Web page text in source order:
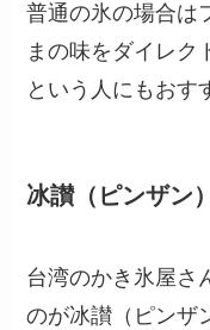
普通の氷の場合は
まの味をダイレク
という人にもおす
冰讃（ピンザン
台湾のかき氷屋さ
のが冰讃（ピンザ